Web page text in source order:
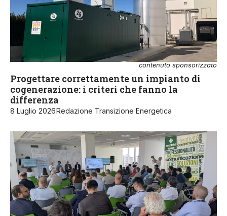
contenuto sponsorizzato
Progettare correttamente un impianto di
cogenerazione: i criteri che fanno la
differenza
8 Luglio 2026Redazione Transizione Energetica